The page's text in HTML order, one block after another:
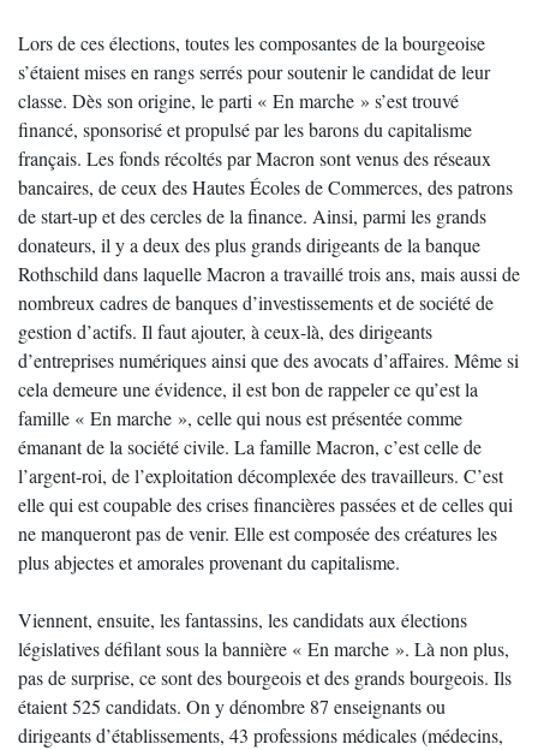
Lors de ces élections, toutes les composantes de la bourgeoise
s’étaient mises en rangs serrés pour soutenir le candidat de leur
classe. Dès son origine, le parti « En marche » s’est trouvé
financé, sponsorisé et propulsé par les barons du capitalisme
français. Les fonds récoltés par Macron sont venus des réseaux
bancaires, de ceux des Hautes Écoles de Commerces, des patrons
de start-up et des cercles de la finance. Ainsi, parmi les grands
donateurs, il y a deux des plus grands dirigeants de la banque
Rothschild dans laquelle Macron a travaillé trois ans, mais aussi de
nombreux cadres de banques d’investissements et de société de
gestion d’actifs. Il faut ajouter, à ceux-là, des dirigeants
d’entreprises numériques ainsi que des avocats d’affaires. Même si
cela demeure une évidence, il est bon de rappeler ce qu’est la
famille « En marche », celle qui nous est présentée comme
émanant de la société civile. La famille Macron, c’est celle de
l’argent-roi, de l’exploitation décomplexée des travailleurs. C’est
elle qui est coupable des crises financières passées et de celles qui
ne manqueront pas de venir. Elle est composée des créatures les
plus abjectes et amorales provenant du capitalisme.
Viennent, ensuite, les fantassins, les candidats aux élections
législatives défilant sous la bannière « En marche ». Là non plus,
pas de surprise, ce sont des bourgeois et des grands bourgeois. Ils
étaient 525 candidats. On y dénombre 87 enseignants ou
dirigeants d’établissements, 43 professions médicales (médecins,